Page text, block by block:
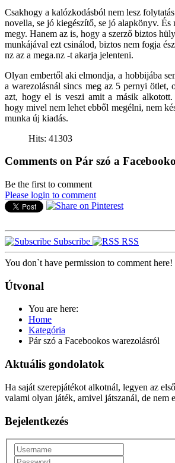
Csakhogy a kalózkodásból nem lesz
novella, se jó kiegészítő, se jó alapkönyv. És
megy. Hanem az is, hogy a szerző biztos
munkájával ezt csinálod, biztos nem fogja
nz az a mega.nz -t akarja jelenteni.
Olyan embertől aki elmondja, a hobbijába
a warezolásnál sincs meg az 5 pernyi ötlet,
azt, hogy el is veszi amit a másik alkotott.
hogy mivel nem lehet ebből megélni, nem
munka új kiadás.
Hits: 41303
Comments on Pár szó a
Be the first to comment
Please login to comment
Subscribe RSS
You don`t have permission to comment here!
Útvonal
You are here:
Home
Kategória
Pár szó a Facebookos warezolásról
Aktuális gondolatok
Ha saját szerepjátékot alkotnál, legyen az
valami olyan játék, amivel játszanál, de nem
Bejelentkezés